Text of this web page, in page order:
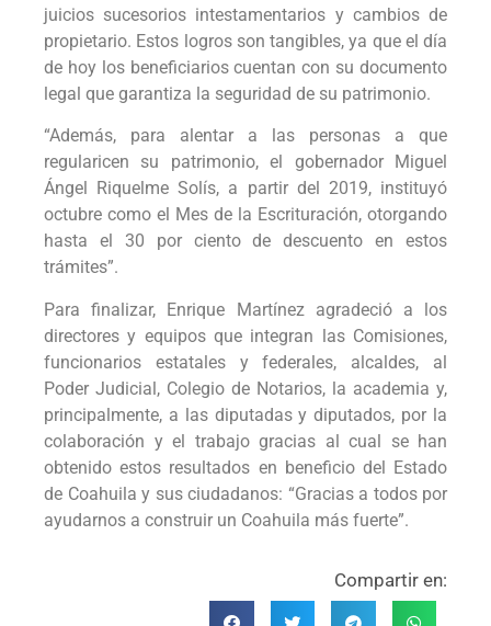
juicios sucesorios intestamentarios y cambios de
propietario. Estos logros son tangibles, ya que el día
de hoy los beneficiarios cuentan con su documento
legal que garantiza la seguridad de su patrimonio.
“Además, para alentar a las personas a que
regularicen su patrimonio, el gobernador Miguel
Ángel Riquelme Solís, a partir del 2019, instituyó
octubre como el Mes de la Escrituración, otorgando
hasta el 30 por ciento de descuento en estos
trámites”.
Para finalizar, Enrique Martínez agradeció a los
directores y equipos que integran las Comisiones,
funcionarios estatales y federales, alcaldes, al
Poder Judicial, Colegio de Notarios, la academia y,
principalmente, a las diputadas y diputados, por la
colaboración y el trabajo gracias al cual se han
obtenido estos resultados en beneficio del Estado
de Coahuila y sus ciudadanos: “Gracias a todos por
ayudarnos a construir un Coahuila más fuerte”.
Compartir en: